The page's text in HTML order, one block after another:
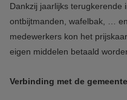
Dankzij jaarlijks terugkerende
ontbijtmanden, wafelbak, …
medewerkers kon het
eigen middelen betaald
Verbinding met de